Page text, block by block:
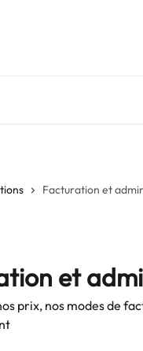
Facturation et
et
prix, nos modes de